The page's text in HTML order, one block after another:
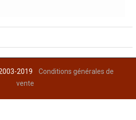
2003-2019Conditions générales de
vente